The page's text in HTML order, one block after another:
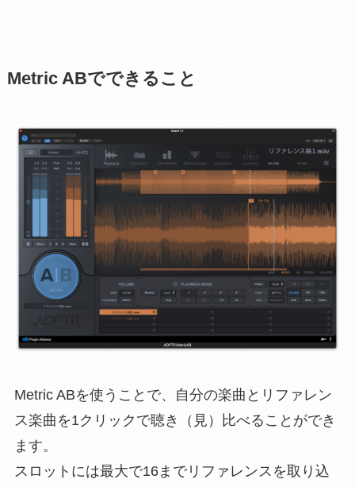
Metric ABでできること
Metric ABを使うことで、自分の楽曲とリファレン
ス楽曲を1クリックで聴き（見）比べることができ
ます。
スロットには最大で16までリファレンスを取り込